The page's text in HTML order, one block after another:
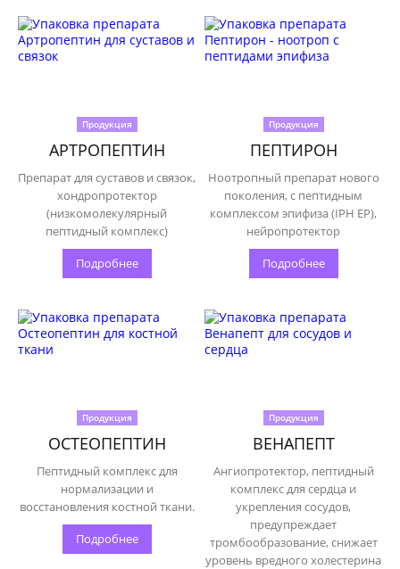
Продукция
АРТРОПЕПТИН
Препарат для суставов и связок,
хондропротектор
(низкомолекулярный
пептидный комплекс)
Подробнее
Продукция
ПЕПТИРОН
Ноотропный препарат нового
поколения, с пептидным
комплексом эпифиза (IPH EP),
нейропротектор
Подробнее
Продукция
ОСТЕОПЕПТИН
Пептидный комплекс для
нормализации и
восстановления костной ткани.
Подробнее
Продукция
ВЕНАПЕПТ
Ангиопротектор, пептидный
комплекс для сердца и
укрепления сосудов,
предупреждает
тромбообразование, снижает
уровень вредного холестерина